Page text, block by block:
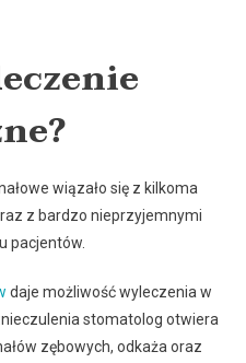
wiązało się z kilkoma
z bardzo nieprzyjemnymi
pacjentów.
daje możliwość wyleczenia w
stomatolog otwiera
zębowych, odkaża oraz